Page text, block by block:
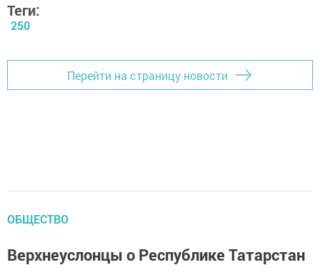
Теги:
250
Перейти на страницу новости
ОБЩЕСТВО
Верхнеуслонцы о Республике Татарстан